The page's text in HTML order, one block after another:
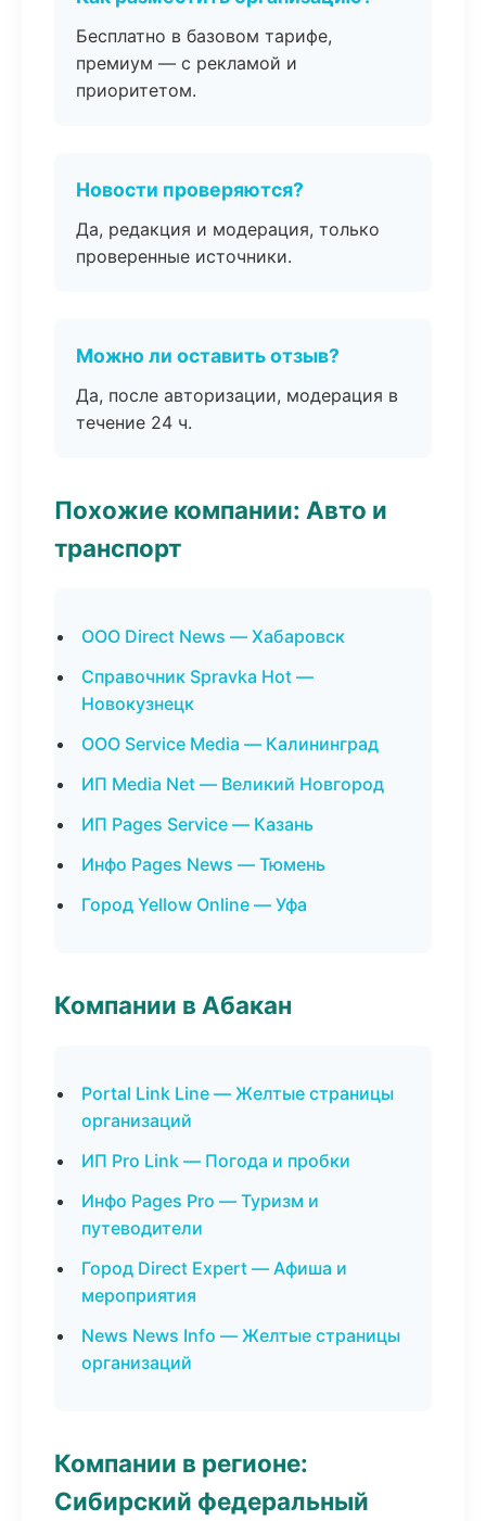
Бесплатно в базовом тарифе,
премиум — с рекламой и
приоритетом.
Новости проверяются?
Да, редакция и модерация, только
проверенные источники.
Можно ли оставить отзыв?
Да, после авторизации, модерация в
течение 24 ч.
Похожие компании: Авто и
транспорт
ООО Direct News — Хабаровск
Справочник Spravka Hot —
Новокузнецк
ООО Service Media — Калининград
ИП Media Net — Великий Новгород
ИП Pages Service — Казань
Инфо Pages News — Тюмень
Город Yellow Online — Уфа
Компании в Абакан
Portal Link Line — Желтые страницы
организаций
ИП Pro Link — Погода и пробки
Инфо Pages Pro — Туризм и
путеводители
Город Direct Expert — Афиша и
мероприятия
News News Info — Желтые страницы
организаций
Компании в регионе:
Сибирский федеральный